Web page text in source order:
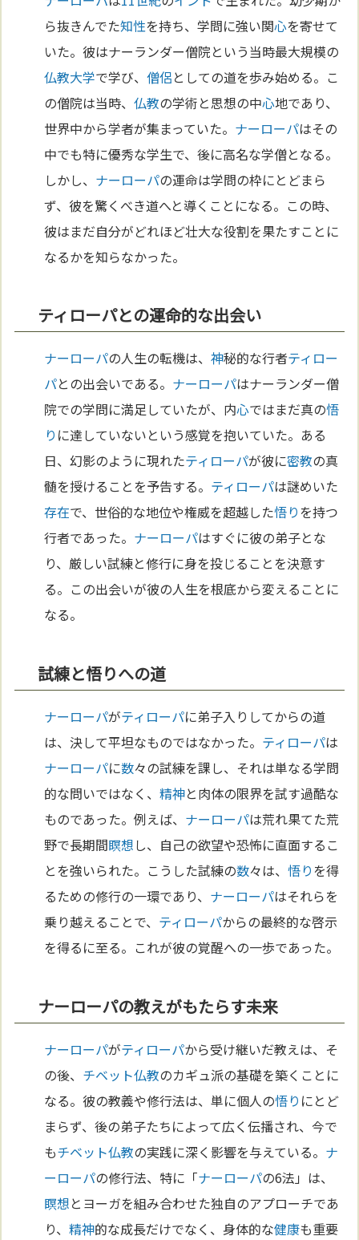
ら抜きんでた知性を持ち、学問に強い関心を寄せて
いた。彼はナーランダー僧院という当時最大規模の
仏教大学で学び、僧侶としての道を歩み始める。こ
の僧院は当時、仏教の学術と思想の中心地であり、
世界中から学者が集まっていた。 ナーローパはその
中でも特に優秀な学生で、後に高名な学僧となる。
しかし、 ナーローパの運命は学問の枠にとどまら
ず、彼を驚くべき道へと導くことになる。この時、
彼はまだ自分がどれほど壮大な役割を果たすことに
なるかを知らなかった。
ティローパとの運命的な出会い
ナーローパの人生の転機は、神秘的な行者ティロー
パとの出会いである。 ナーローパはナーランダー僧
院での学問に満足していたが、内心ではまだ真の悟
り に達していないという感覚を抱いていた。ある
日、幻影のように現れたティローパが彼に密教の真
髄を授けることを予告する。 ティローパは謎めいた
存在で、世俗的な地位や権威を超越した悟りを持つ
行者であった。 ナーローパはすぐに彼の弟子とな
り、厳しい試練と修行に身を投じることを決意す
る。この出会いが彼の人生を根底から変えることに
なる。
試練と悟りへの道
ナーローパがティローパに弟子入りしてからの道
は、決して平坦なものではなかった。 ティローパは
ナーローパに数々の試練を課し、それは単なる学問
的な問いではなく、精神と肉体の限界を試す過酷な
ものであった。例えば、 ナーローパは荒れ果てた荒
野で長期間瞑想し、自己の欲望や恐怖に直面するこ
とを強いられた。こうした試練の数々は、悟りを得
るための修行の一環であり、 ナーローパはそれらを
乗り越えることで、 ティローパからの最終的な啓示
を得るに至る。これが彼の覚醒への一歩であった。
ナーローパの教えがもたらす未来
ナーローパがティローパから受け継いだ教えは、そ
の後、 チベット仏教のカギュ派の基礎を築くことに
なる。彼の教義や修行法は、単に個人の悟り にとど
まらず、後の弟子たちによって広く伝播され、今で
もチベット仏教の実践に深く影響を与えている。 ナ
ーローパの修行法、特に「ナーローパの6法」は、
瞑想とヨーガを組み合わせた独自のアプローチであ
り、精神的な成長だけでなく、身体的な健康も重要